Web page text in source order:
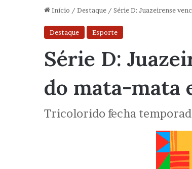
Início / Destaque / Série D: Juazeirense
Destaque Esporte
Série D:
do mata-mata
Tricolorido fecha